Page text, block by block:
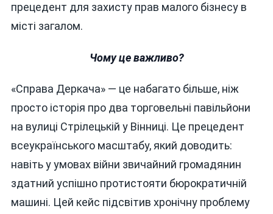
прецедент для захисту прав малого бізнесу в
місті загалом.
Чому це важливо?
«Справа Деркача» — це набагато більше, ніж
просто історія про два торговельні павільйони
на вулиці Стрілецькій у Вінниці. Це прецедент
всеукраїнського масштабу, який доводить:
навіть у умовах війни звичайний громадянин
здатний успішно протистояти бюрократичній
машині. Цей кейс підсвітив хронічну проблему